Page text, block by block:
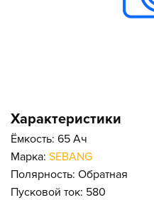
Характеристики
Ёмкость: 65 Ач
Марка: SEBANG
Полярность: Обратная
Пусковой ток: 580